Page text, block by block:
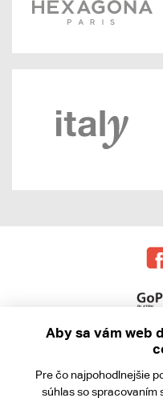
Aby sa vám web
Pre čo najpohodlnejšie
súhlasso spracovaním